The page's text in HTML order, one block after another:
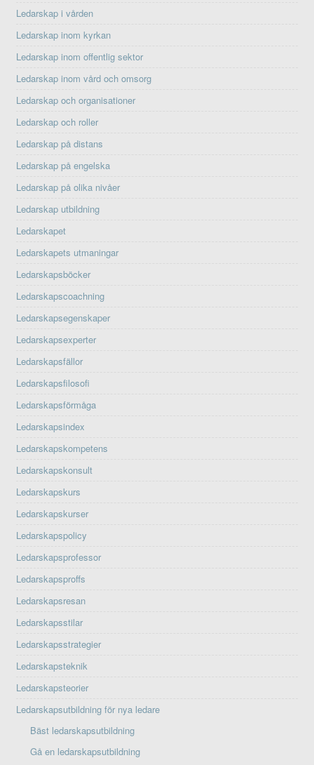
Ledarskap i vården
Ledarskap inom kyrkan
Ledarskap inom offentlig sektor
Ledarskap inom vård och omsorg
Ledarskap och organisationer
Ledarskap och roller
Ledarskap på distans
Ledarskap på engelska
Ledarskap på olika nivåer
Ledarskap utbildning
Ledarskapet
Ledarskapets utmaningar
Ledarskapsböcker
Ledarskapscoachning
Ledarskapsegenskaper
Ledarskapsexperter
Ledarskapsfällor
Ledarskapsfilosofi
Ledarskapsförmåga
Ledarskapsindex
Ledarskapskompetens
Ledarskapskonsult
Ledarskapskurs
Ledarskapskurser
Ledarskapspolicy
Ledarskapsprofessor
Ledarskapsproffs
Ledarskapsresan
Ledarskapsstilar
Ledarskapsstrategier
Ledarskapsteknik
Ledarskapsteorier
Ledarskapsutbildning för nya ledare
Bäst ledarskapsutbildning
Gå en ledarskapsutbildning